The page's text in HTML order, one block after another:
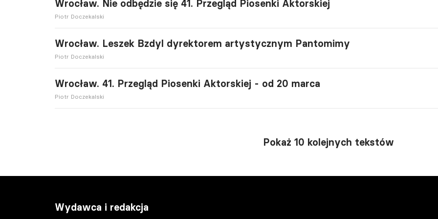
Wrocław. Nie odbędzie się 41. Przegląd Piosenki Aktorskiej
Piotr Doczekalski
Wrocław. Leszek Bzdyl dyrektorem artystycznym Pantomimy
Piotr Doczekalski
Wrocław. 41. Przegląd Piosenki Aktorskiej - od 20 marca
Piotr Doczekalski
Pokaż 10 kolejnych tekstów
Wydawca i redakcja